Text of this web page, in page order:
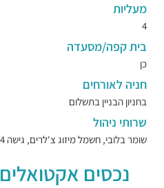
מעליות
4
בית קפה/מסעדה
כן
חניה לאורחים
בחניון הבניין בתשלום
שרותי ניהול
שומר בלובי, חשמל מיזוג צ'לרים, גישה 7/24, החזקה וניקיון שטחים ציבוריים
נכסים אקטואלים 0